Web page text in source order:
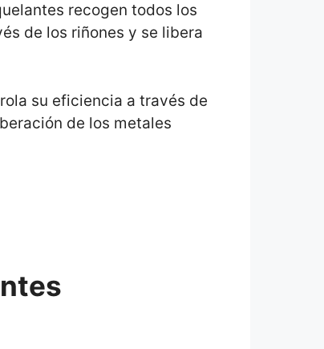
recogen todos los
de los riñones y se libera
su eficiencia a través de
de los metales